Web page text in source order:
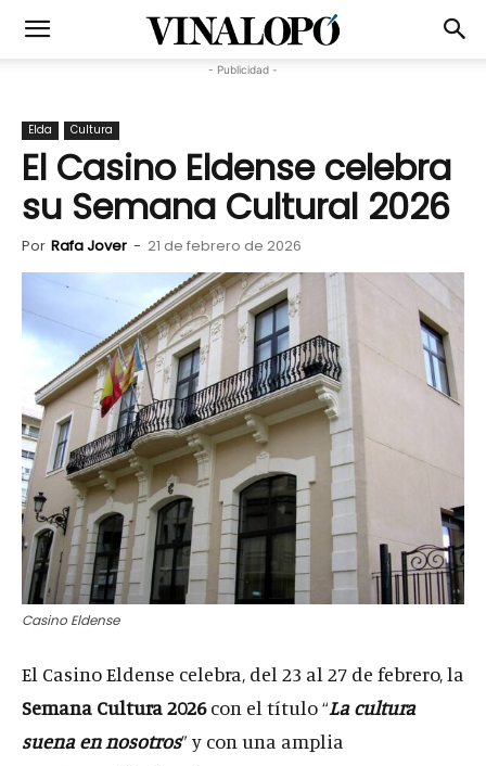
- Publicidad -
Elda Cultura
El Casino Eldense celebra
su Semana Cultural 2026
Por Rafa Jover - 21 de febrero de 2026
Casino Eldense
El Casino Eldense celebra, del 23 al 27 de febrero, la
Semana Cultura 2026con el título “La cultura
suena en nosotros” y con una amplia